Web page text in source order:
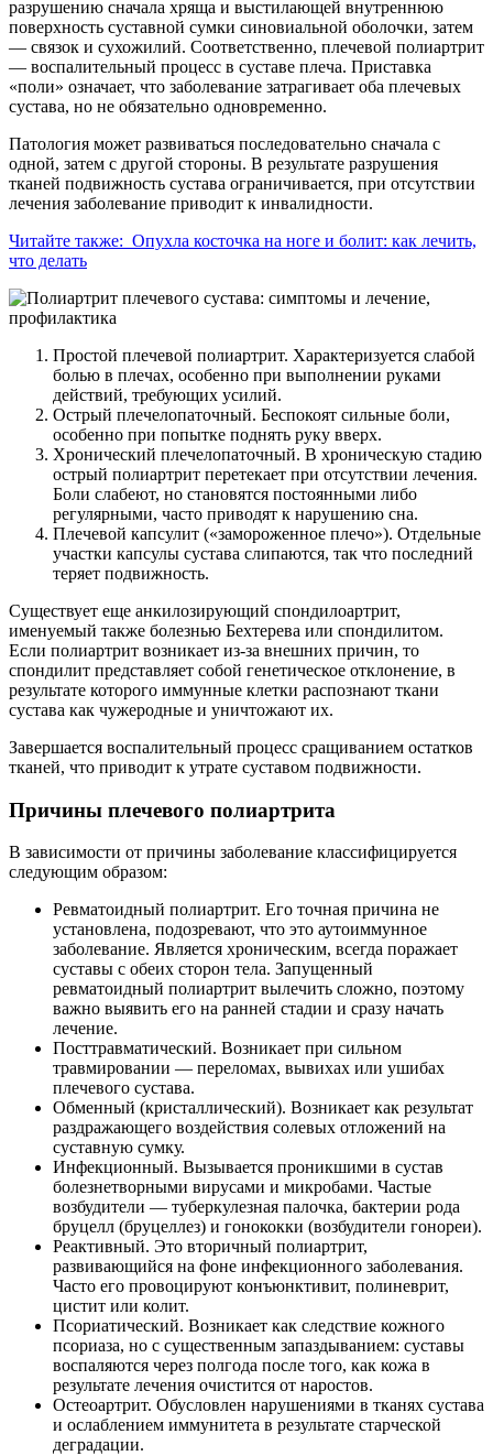
разрушению сначала хряща и выстилающей внутреннюю
поверхность суставной сумки синовиальной оболочки, затем
— связок и сухожилий. Соответственно, плечевой полиартрит
— воспалительный процесс в суставе плеча. Приставка
«поли» означает, что заболевание затрагивает оба плечевых
сустава, но не обязательно одновременно.
Патология может развиваться последовательно сначала с
одной, затем с другой стороны. В результате разрушения
тканей подвижность сустава ограничивается, при отсутствии
лечения заболевание приводит к инвалидности.
Читайте также: Опухла косточка на ноге и болит: как лечить,
что делать
Простой плечевой полиартрит. Характеризуется слабой
болью в плечах, особенно при выполнении руками
действий, требующих усилий.
Острый плечелопаточный. Беспокоят сильные боли,
особенно при попытке поднять руку вверх.
Хронический плечелопаточный. В хроническую стадию
острый полиартрит перетекает при отсутствии лечения.
Боли слабеют, но становятся постоянными либо
регулярными, часто приводят к нарушению сна.
Плечевой капсулит («замороженное плечо»). Отдельные
участки капсулы сустава слипаются, так что последний
теряет подвижность.
Существует еще анкилозирующий спондилоартрит,
именуемый также болезнью Бехтерева или спондилитом.
Если полиартрит возникает из-за внешних причин, то
спондилит представляет собой генетическое отклонение, в
результате которого иммунные клетки распознают ткани
сустава как чужеродные и уничтожают их.
Завершается воспалительный процесс сращиванием остатков
тканей, что приводит к утрате суставом подвижности.
Причины плечевого полиартрита
В зависимости от причины заболевание классифицируется
следующим образом:
Ревматоидный полиартрит. Его точная причина не
установлена, подозревают, что это аутоиммунное
заболевание. Является хроническим, всегда поражает
суставы с обеих сторон тела. Запущенный
ревматоидный полиартрит вылечить сложно, поэтому
важно выявить его на ранней стадии и сразу начать
лечение.
Посттравматический. Возникает при сильном
травмировании — переломах, вывихах или ушибах
плечевого сустава.
Обменный (кристаллический). Возникает как результат
раздражающего воздействия солевых отложений на
суставную сумку.
Инфекционный. Вызывается проникшими в сустав
болезнетворными вирусами и микробами. Частые
возбудители — туберкулезная палочка, бактерии рода
бруцелл (бруцеллез) и гонококки (возбудители гонореи).
Реактивный. Это вторичный полиартрит,
развивающийся на фоне инфекционного заболевания.
Часто его провоцируют конъюнктивит, полиневрит,
цистит или колит.
Псориатический. Возникает как следствие кожного
псориаза, но с существенным запаздыванием: суставы
воспаляются через полгода после того, как кожа в
результате лечения очистится от наростов.
Остеоартрит. Обусловлен нарушениями в тканях сустава
и ослаблением иммунитета в результате старческой
деградации.